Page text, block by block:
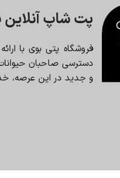
پت شاپ آنلاین
فروشگاه پتی بوی با
دسترسی صاحبان حیوانات
و جدید در این عرصه،